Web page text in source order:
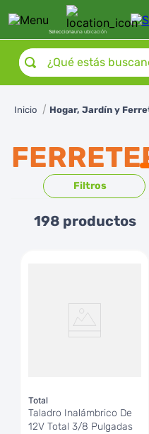
Seleccionauna ubicación
¿Qué estás buscando?
Hogar, Jardín y
198 productos
Total
Taladro Inalámbrico De
12V Total 3/8 Pulgadas